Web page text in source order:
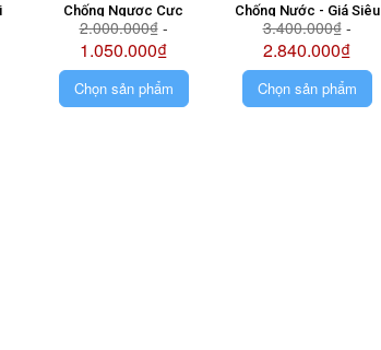
Chống Ngược Cực
2.000.000₫-
1.050.000₫
Chọn sản phẩm
Chống Nước - Giá Siêu
Rẻ - Siêu Bền
3.400.000₫-
2.840.000₫
Chọn sản phẩm